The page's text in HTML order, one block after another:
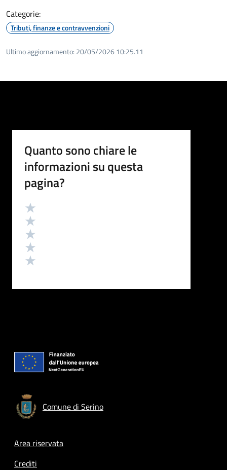
Categorie:
Tributi, finanze e contravvenzioni
Ultimo aggiornamento: 20/05/2026 10:25.11
Quanto sono chiare le
informazioni su questa
pagina?
Valutazione
Comune di Serino
Footer menu
Area riservata
Crediti